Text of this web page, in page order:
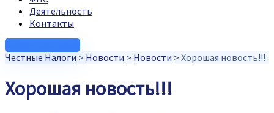
Деятельность
Контакты
Честные Налоги > Новости > Новости > Хорошая новость!!!
Хорошая новость!!!